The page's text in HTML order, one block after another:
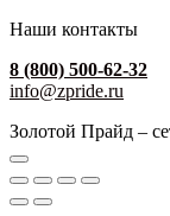
Наши контакты
8 (800) 500-62-32
info@zpride.ru
Золотой Прайд –